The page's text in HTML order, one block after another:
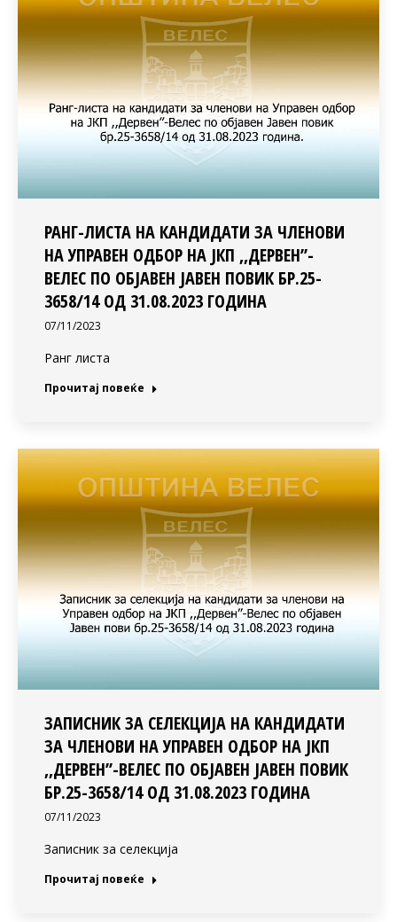
РАНГ-ЛИСТА НА КАНДИДАТИ ЗА ЧЛЕНОВИ
НА УПРАВЕН ОДБОР НА ЈКП ,,ДЕРВЕН’’-
ВЕЛЕС ПО ОБЈАВЕН ЈАВЕН ПОВИК БР.25-
3658/14 ОД 31.08.2023 ГОДИНА
07/11/2023
Ранг листа
Прочитај повеќе
ЗАПИСНИК ЗА СЕЛЕКЦИЈА НА КАНДИДАТИ
ЗА ЧЛЕНОВИ НА УПРАВЕН ОДБОР НА ЈКП
,,ДЕРВЕН’’-ВЕЛЕС ПО ОБЈАВЕН ЈАВЕН ПОВИК
БР.25-3658/14 ОД 31.08.2023 ГОДИНА
07/11/2023
Записник за селекција
Прочитај повеќе